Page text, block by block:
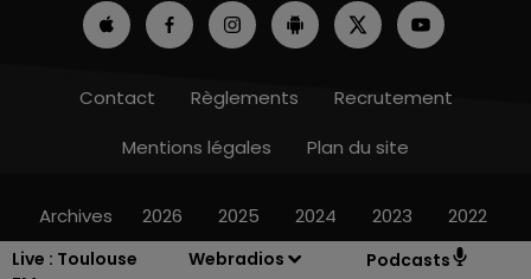
Live : Toulouse
Webradios Podcasts
Contact Règlements
Recrutement
Mentions légales
Plan du site
Archives 2026 2025 2024 2023 2022